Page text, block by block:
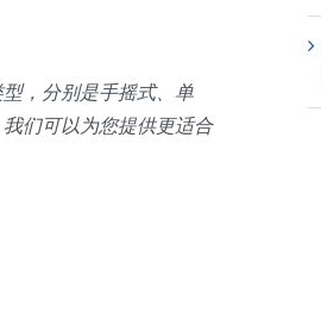
，分别是手摇式、单
们可以为您提供更适合